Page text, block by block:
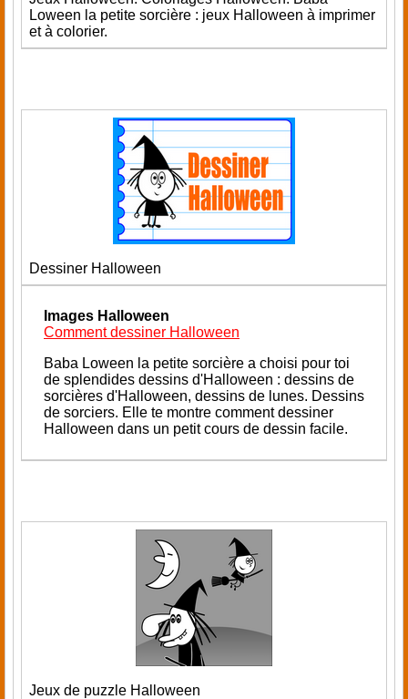
Loween la petite sorcière : jeux Halloween à imprimer
et à colorier.
Dessiner Halloween
Images Halloween
Comment dessiner Halloween
Baba Loween la petite sorcière a choisi pour toi
de splendides dessins d'Halloween : dessins de
sorcières d'Halloween, dessins de lunes. Dessins
de sorciers. Elle te montre comment dessiner
Halloween dans un petit cours de dessin facile.
Jeux de puzzle Halloween